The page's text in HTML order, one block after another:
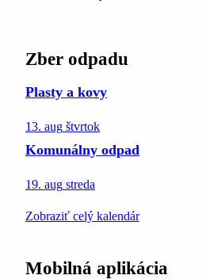
Zber odpadu
Plasty a kovy
13. aug štvrtok
Komunálny odpad
19. aug streda
Zobraziť celý kalendár
Mobilná aplikácia